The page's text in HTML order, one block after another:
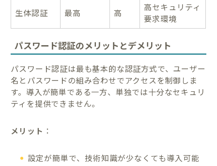
生体認証 最高 高
高セキュリティ
要求環境
パスワード認証のメリットとデメリット
パスワード認証は最も基本的な認証方式で、ユーザー
名とパスワードの組み合わせでアクセスを制御しま
す。導入が簡単である一方、単独では十分なセキュリ
ティを提供できません。
メリット ：
設定が簡単で、技術知識が少なくても導入可能